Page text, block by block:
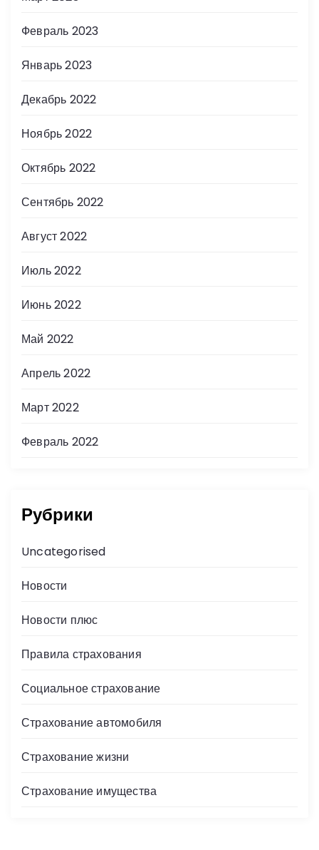
Февраль 2023
Январь 2023
Декабрь 2022
Ноябрь 2022
Октябрь 2022
Сентябрь 2022
Август 2022
Июль 2022
Июнь 2022
Май 2022
Апрель 2022
Март 2022
Февраль 2022
Рубрики
Uncategorised
Новости
Новости плюс
Правила страхования
Социальное страхование
Страхование автомобиля
Страхование жизни
Страхование имущества